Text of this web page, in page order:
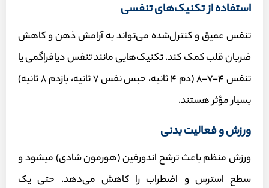
استفاده از تکنیک‌های تنفسی
تنفس عمیق و کنترل‌شده می‌تواند به آرامش ذهن و کاهش
ضربان قلب کمک کند. تکنیک‌هایی مانند تنفس دیافراگمی یا
تنفس ۴-۷-۸ (دم ۴ ثانیه، حبس نفس ۷ ثانیه، بازدم ۸ ثانیه)
بسیار مؤثر هستند.
ورزش و فعالیت بدنی
ورزش منظم باعث ترشح اندورفین (هورمون شادی) می‎شود و
سطح استرس و اضطراب را کاهش می‌دهد. حتی یک